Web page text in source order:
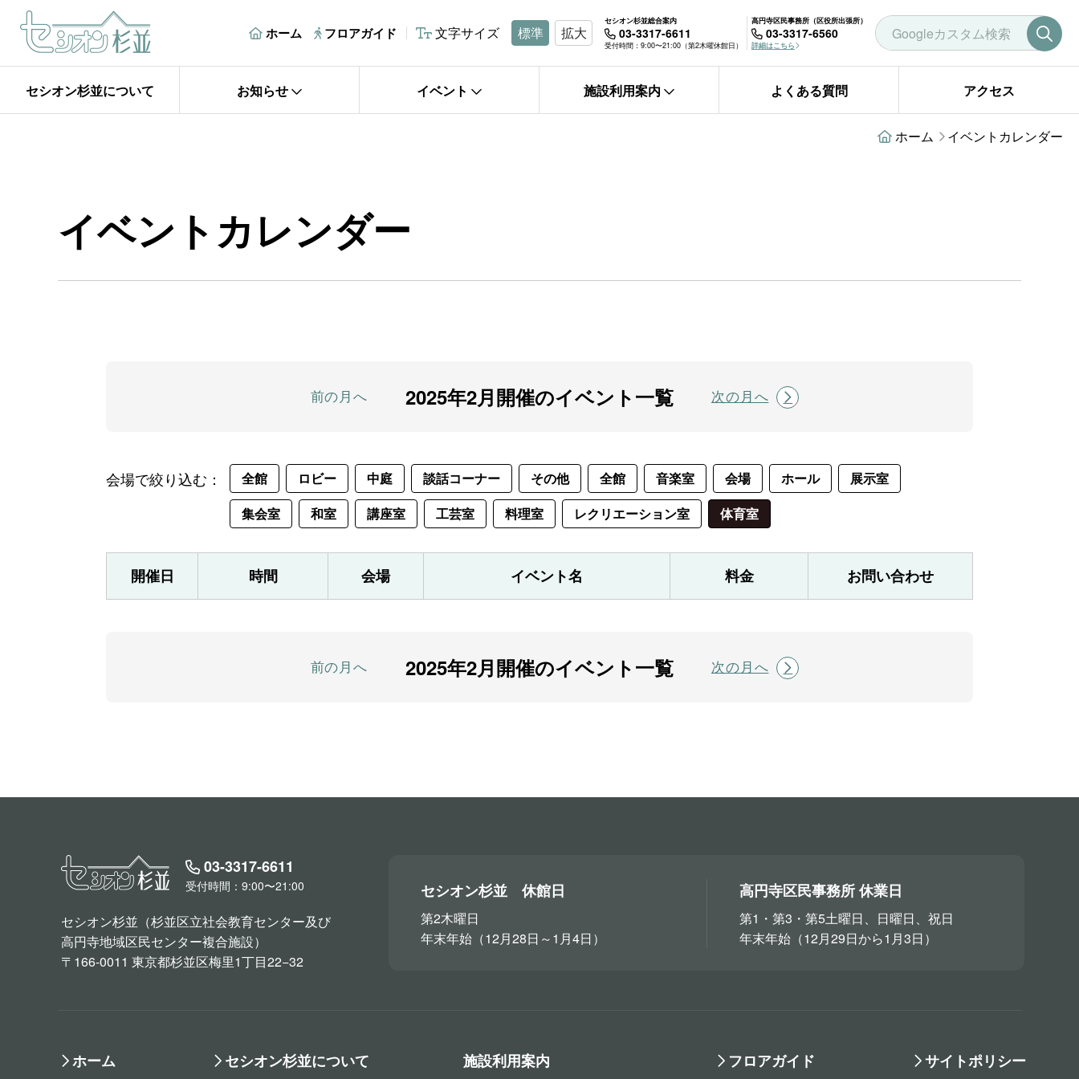
ホーム フロアガイド 文字サイズ 標準 拡大
セシオン杉並総合案内
03-3317-6611
受付時間：9:00〜21:00（第2木曜休館日）
高円寺区民事務所（区役所出張所）
03-3317-6560
詳細はこちら
セシオン杉並について お知らせ イベント 施設利用案内 よくある質問 アクセス
ホーム イベントカレンダー
イベントカレンダー
前の月へ 2025年2月開催のイベント一覧 次の月へ
会場で絞り込む： 全館 ロビー 中庭 談話コーナー その他 全館 音楽室 会場 ホール
展示室
集会室
和室 講座室 工芸室 料理室 レクリエーション室 体育室
開催日 時間 会場 イベント名 料金 お問い合わせ
前の月へ 2025年2月開催のイベント一覧 次の月へ
03-3317-6611
受付時間：9:00〜21:00
セシオン杉並（杉並区立社会教育センター及び
高円寺地域区民センター複合施設）
〒166-0011 東京都杉並区梅里1丁目22−32
セシオン杉並 休館日
第2木曜日
年末年始（12月28日～1月4日）
高円寺区民事務所 休業日
第1・第3・第5土曜日、日曜日、祝日
年末年始（12月29日から1月3日）
ホーム セシオン杉並について 施設利用案内 フロアガイド サイトポリシー